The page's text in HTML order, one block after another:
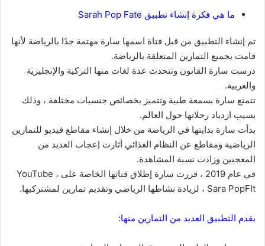
ما هي فكرة إنشاء تطبيق Sarah Pop Fate
تم إنشاء التطبيق من قبل فتاة اسمها سارة مهتمة جدًا بالرياضة لأنها
قامت بجميع التمارين المتعلقة بالرياضة.
درست سارة القانون وتتحدث عدة لغات منها التركية والإنجليزية
والعربية.
تتمتع سارة بسمعة طبية وتتميز بخصائص جنسيات مختلفة ، وذلك
بسبب ازدياد رحلاتها حول العالم.
بدأت سارة بدايتها في الرياضة من خلال إنشاء مقاطع فيديو للتمارين
الرياضية ومقاطع عن النظام الغذائي أثارت إعجاب العديد من
المعجبين وزادت نسبة المشاهدة.
في عام 2019 ، قررت سارة إطلاق قناتها الخاصة على YouTube ،
Sara PopFIt ، لزيادة نشاطها الرياضي وتقديم تمارين لمشتركيها.
يقدم التطبيق العديد من التمارين منها: